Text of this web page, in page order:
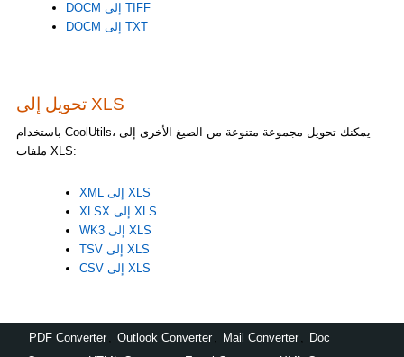
DOCM إلى TIFF
DOCM إلى TXT
تحويل إلى XLS
باستخدام CoolUtils، يمكنك تحويل مجموعة متنوعة من الصيغ الأخرى إلى
ملفات XLS:
XML إلى XLS
XLSX إلى XLS
WK3 إلى XLS
TSV إلى XLS
CSV إلى XLS
PDF Converter Outlook Converter Mail Converter
Doc